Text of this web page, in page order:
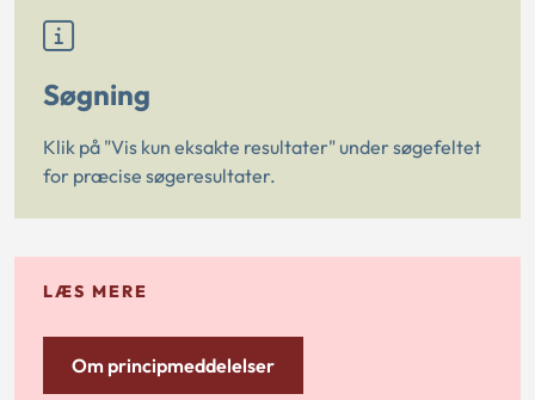
Søgning
Klik på "Vis kun eksakte resultater" under søgefeltet
for præcise søgeresultater.
LÆS MERE
Om principmeddelelser